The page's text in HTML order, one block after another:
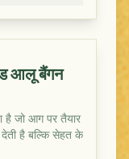
आलू बैंगन
है जो आग पर तैयार
है बल्कि सेहत के